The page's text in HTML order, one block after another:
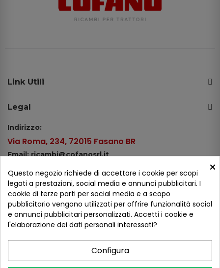
Link Utili
Legal
Indirizzo:
Via Roma, 234, 72015 Fasano BR
Email: ricambi@cofanosrl.it
Tel.: +39 080 44 13 478
WhatsApp: +39 334 98 51 100
Metodi di pagamento
×
Questo negozio richiede di accettare i cookie per scopi
legati a prestazioni, social media e annunci pubblicitari. I
cookie di terze parti per social media e a scopo
pubblicitario vengono utilizzati per offrire funzionalità social
e annunci pubblicitari personalizzati. Accetti i cookie e
l'elaborazione dei dati personali interessati?
Configura